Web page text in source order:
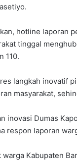
hotline laporan
tinggal
110.
langkah inovatif
masyarakat,
inovasi Dumas
respon laporan
warga Kabupaten